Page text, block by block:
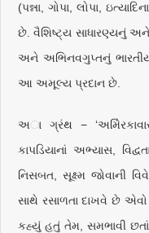
(પન્ના, ગોપા, લોપા,
છે. વૈશિષ્ટ્ય સાધારણ્યનું અને
અને અભિનવગુપ્તનું
આ અમૂલ્ય પ્રદાન છે.
અા ગ્રંથ −
કાપડિયાનાં અભ્યાસ,
નિસબત, સૂક્ષ્મ જોવાની
સાથે રસાળતા દાખવે છે
કહ્યું હતું તેમ, સમભાવી